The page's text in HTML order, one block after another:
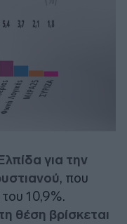
για την
, που
10,9%.
θέση βρίσκεται